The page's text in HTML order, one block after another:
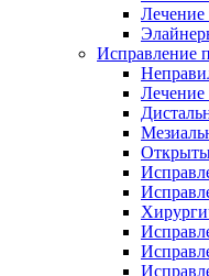
Лечение
Исправление
Лечение